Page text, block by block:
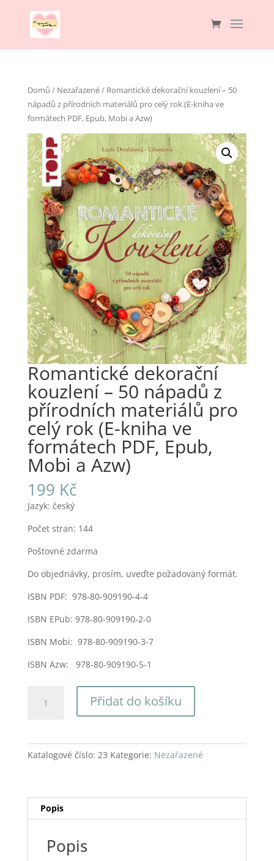
Domů / Nezařazené/ Romantické dekorační kouzlení – 50
nápadů z přírodních materiálů pro celý rok (E-kniha ve
formátech PDF, Epub, Mobi a Azw)
Romantické dekorační
kouzlení – 50 nápadů z
přírodních materiálů pro
celý rok (E-kniha ve
formátech PDF, Epub,
Mobi a Azw)
199 Kč
Jazyk: český
Počet stran: 144
Poštovné zdarma
Do objednávky, prosím, uveďte požadovaný formát.
ISBN PDF: 978-80-909190-4-4
ISBN EPub: 978-80-909190-2-0
ISBN Mobi: 978-80-909190-3-7
ISBN Azw: 978-80-909190-5-1
dekorační
nápadů
materiálů
pro
Přidat do košíku
Katalogové číslo: 23 Kategorie: Nezařazené
Popis
Popis